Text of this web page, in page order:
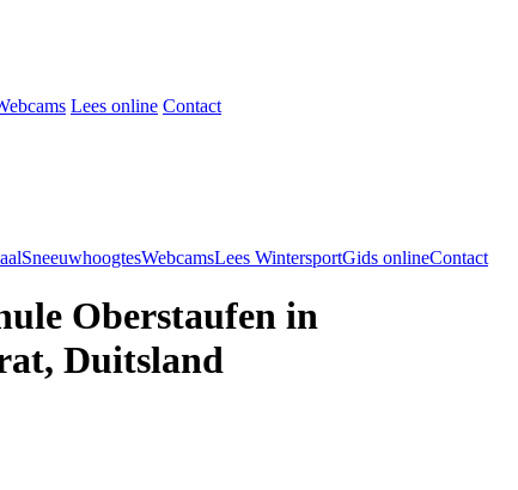
Lees online Contact
SneeuwhoogtesWebcamsLees WintersportGids onlineContact
Oberstaufen in
Duitsland